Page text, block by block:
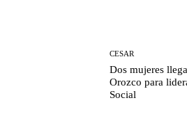
CESAR
Dos mujeres
Orozco para
Social